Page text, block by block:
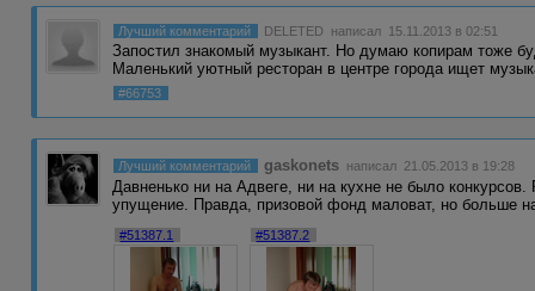
Лучший комментарий DELETED написал 15.11.2013 в 02:51
Запостил знакомый музыкант. Но думаю копирам тоже
Маленький уютный ресторан в центре города ищет
#66753
Лучший комментарий gaskonets написал 21.05.2013 в 19:28
Давненько ни на Адвеге, ни на кухне не было
упущение. Правда, призовой фонд маловат, но больше
#51387.1 #51387.2